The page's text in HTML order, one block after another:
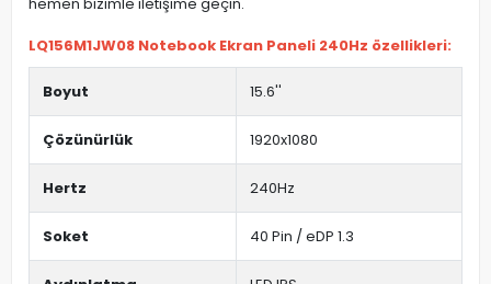
LQ156M1JW08 Notebook Ekran Paneli 240Hz özellikleri:
Boyut 15.6''
Çözünürlük 1920x1080
Hertz 240Hz
Soket 40 Pin / eDP 1.3